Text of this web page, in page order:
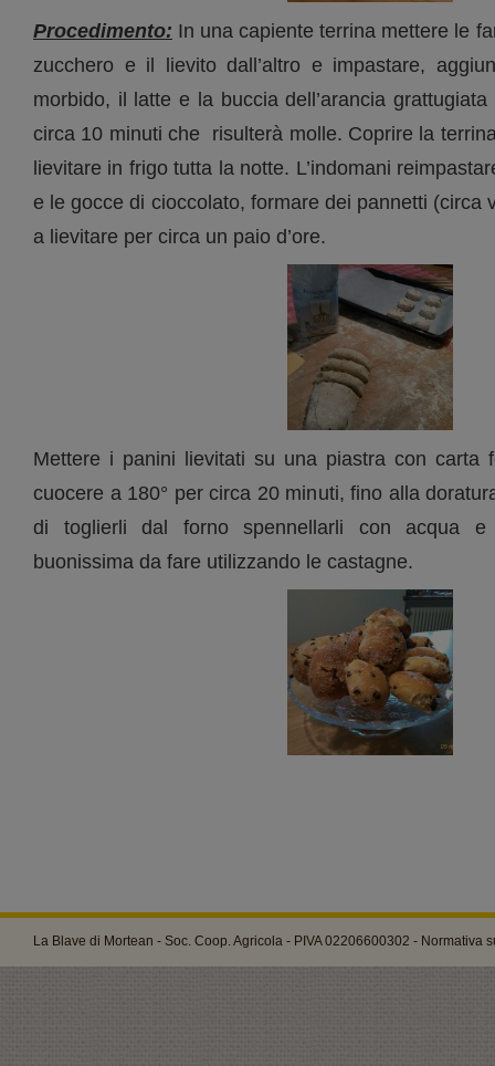
Procedimento: In una capiente terrina mettere le
zucchero e il lievito dall’altro e impastare,
morbido, il latte e la buccia dell’arancia
circa 10 minuti che risulterà molle. Coprire la
lievitare in frigo tutta la notte. L’indomani
e le gocce di cioccolato, formare dei pannetti (circa
a lievitare per circa un paio d’ore.
Mettere i panini lievitati su una piastra con
cuocere a 180° per circa 20 minuti, fino alla
di toglierli dal forno spennellarli con acqua e
buonissima da fare utilizzando le castagne.
La Blave di Mortean - Soc. Coop. Agricola - PIVA 02206600302 - Normativa